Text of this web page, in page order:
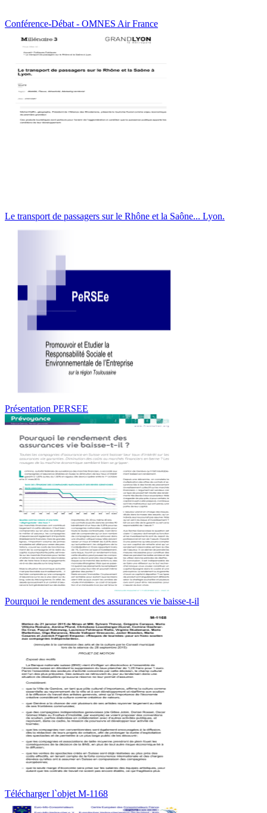
Conférence-Débat - OMNES Air France
Le transport de passagers sur le Rhône et la Saône... Lyon.
Présentation PERSEE
Pourquoi le rendement des assurances vie baisse-t-il
Télécharger l`objet M-1168